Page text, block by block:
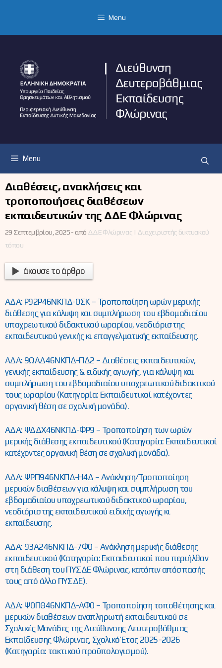
Menu
Menu
Διαθέσεις, ανακλήσεις και
τροποποιήσεις διαθέσεων
εκπαιδευτικών της ΔΔΕ Φλώρινας
29 Σεπτεμβρίου, 2025 -από ΔΔΕ Φλώρινας | Διαχειριστής δικτυακού
τόπου
άκουσε το άρθρο
ΑΔΑ: Ρ92Ρ46ΝΚΠΔ-0ΣΚ – Τροποποίηση ωρών μερικής
διάθεσης για κάλυψη και συμπλήρωση του εβδομαδιαίου
υποχρεωτικού διδακτικού ωραρίου, νεοδιόριστης
εκπαιδευτικού γενικής κι επαγγελματικής εκπαίδευσης.
ΑΔΑ: 9ΩΑΔ46ΝΚΠΔ-ΠΔ2 – Διαθέσεις εκπαιδευτικών,
γενικής εκπαίδευσης & ειδικής αγωγής, για κάλυψη και
συμπλήρωση του εβδομαδιαίου υποχρεωτικού διδακτικού
τους ωραρίου (Κατηγορία: Εκπαιδευτικοί κατέχοντες
οργανική θέση σε σχολική μονάδα).
ΑΔΑ: ΨΔΔΧ46ΝΚΠΔ-ΦΡ9 – Τροποποίηση των ωρών
μερικής διάθεσης εκπαιδευτικού (Κατηγορία: Εκπαιδευτικοί
κατέχοντες οργανική θέση σε σχολική μονάδα).
ΑΔΑ: ΨΡΠ946ΝΚΠΔ-Η4Δ – Ανάκληση/Τροποποίηση
μερικών διαθέσεων για κάλυψη και συμπλήρωση του
εβδομαδιαίου υποχρεωτικού διδακτικού ωραρίου,
νεοδιόριστης εκπαιδευτικού ειδικής αγωγής κι
εκπαίδευσης.
ΑΔΑ: 93Α246ΝΚΠΔ-7Φ0 – Ανάκληση μερικής διάθεσης
εκπαιδευτικού (Κατηγορία: Εκπαιδευτικοί που περιήλθαν
στη διάθεση του ΠΥΣΔΕ Φλώρινας, κατόπιν απόσπασής
τους από άλλο ΠΥΣΔΕ).
ΑΔΑ: Ψ0ΠΘ46ΝΚΠΔ-ΑΦ0 – Τροποποίηση τοποθέτησης και
μερικών διαθέσεων αναπληρωτή εκπαιδευτικού σε
Σχολικές Μονάδες της Διεύθυνσης Δευτεροβάθμιας
Εκπαίδευσης Φλώρινας, Σχολικό Έτος 2025-2026
(Κατηγορία: τακτικού προϋπολογισμού).